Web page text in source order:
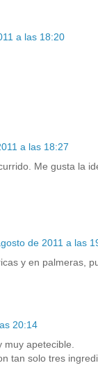
a las 18:20
a las 18:27
Me gusta la
de 2011 a las
y en palmeras,
20:14
apetecible.
tan solo tres